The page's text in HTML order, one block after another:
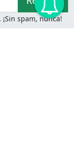
spam, nunca!